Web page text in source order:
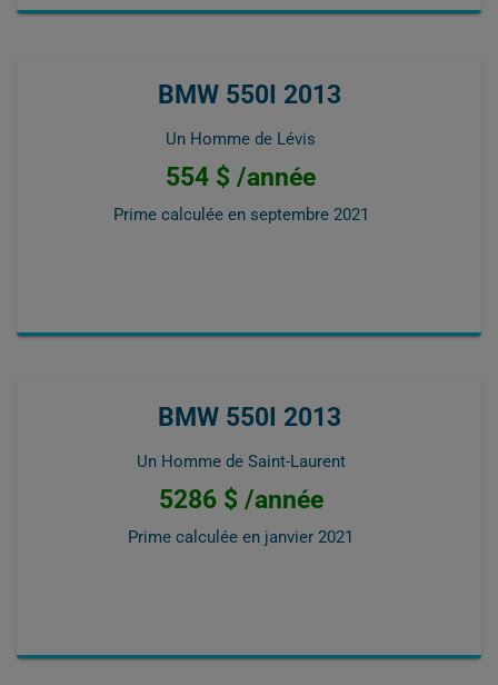
BMW 550I 2013
Un Homme de Lévis
554 $ /année
Prime calculée en septembre 2021
BMW 550I 2013
Un Homme de Saint-Laurent
5286 $ /année
Prime calculée en janvier 2021